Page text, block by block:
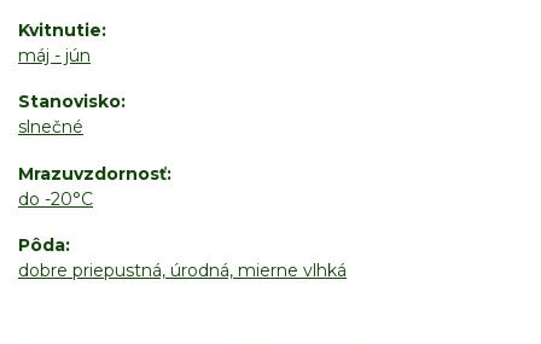
Kvitnutie
máj - jún
Stanovisko
slnečné
Mrazuvzdornosť
do -20°C
Pôda
dobre priepustná, úrodná, mierne vlhká